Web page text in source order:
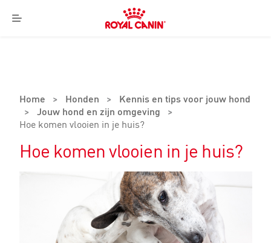
Menu
Royal
Canin
Home > Honden >
Kennis en tips voor jouw hond
> Jouw hond en zijn omgeving
>
Hoe komen vlooien in je huis?
Hoe komen vlooien in je huis?